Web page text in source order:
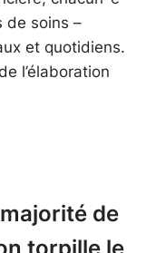
de soins –
et quotidiens.
l’élaboration
de
torpille le